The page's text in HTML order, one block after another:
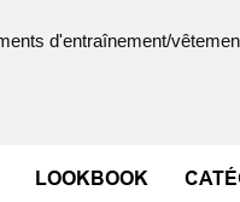
d'entraînement/
LOOKBOOK